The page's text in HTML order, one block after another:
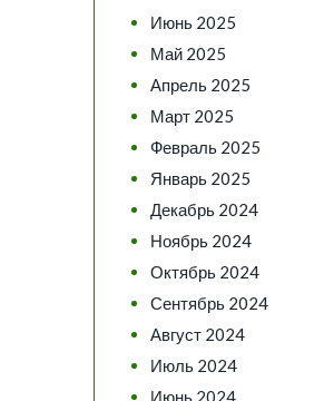
Июнь 2025
Май 2025
Апрель 2025
Март 2025
Февраль 2025
Январь 2025
Декабрь 2024
Ноябрь 2024
Октябрь 2024
Сентябрь 2024
Август 2024
Июль 2024
Июнь 2024